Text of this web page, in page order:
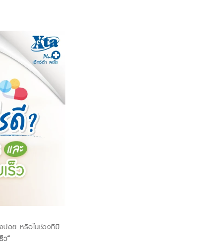
บ่อย หรือในช่วงที่มี
ว“